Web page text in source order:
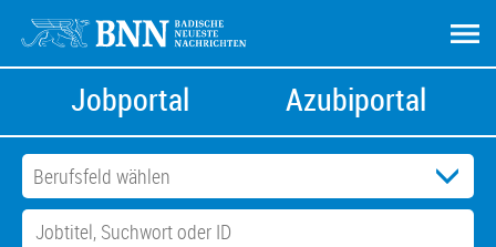
Jobportal Azubiportal